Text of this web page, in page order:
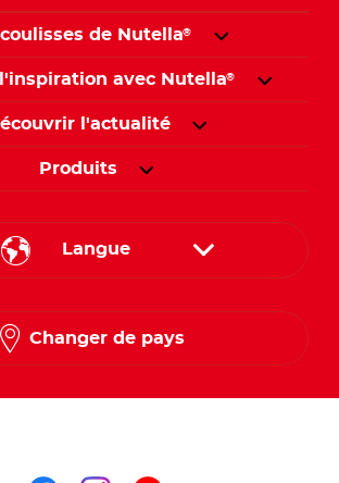
coulisses de Nutella®
avec Nutella®
l'actualité
Produits
Langue
English
Changer de pays